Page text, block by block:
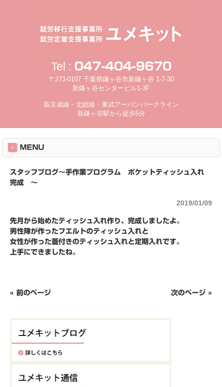
Tel : 047-404-9670
〒273-0107 千葉県鎌ヶ谷市新鎌ヶ谷 1-7-30
新鎌ヶ谷センタービル1-3F
新京成線・北総線・東武アーバンパークライン
新鎌ヶ谷駅から徒歩5分
MENU
スタッフブログ～手作業プログラム ポケットティッシュ入れ
完成 ～
2019/01/09
先月から始めたティッシュ入れ作り、完成しましたよ。
男性陣が作ったフエルトのティッシュ入れと
女性が作った蓋付きのティッシュ入れと定期入れです。
上手にできましたね。
« 前のページ 次のページ »